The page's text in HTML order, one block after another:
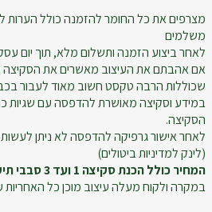
מצרפים את כל החומר להזמנה כולל הערות
משלמים
לאחר ביצוע הזמנה ותשלום מלא, תוך יום
אם אהבתם את העיצוב מאשרים את הסקיצה
שכוללות הרבה טקסט חשוב מאוד לעבור
במידע וסקיצה מאושרת להדפסה עם שגיות
הסקיצה.
לאחר אישור גרפיקה להדפסה לא ניתן
(לינק למדיניות ביטולים)
המחיר כולל הכנת סקיצה 1 ועד 3 סבבי תיקונים.
במקרה ולקוח מעלה עיצוב מוכן כל